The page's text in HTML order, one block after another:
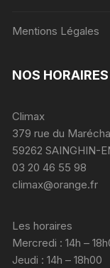
Mentions Légales
NOS HORAIRES
Climax
379 rue du
59262 SAINGHIN-
03 20 46 55 98
climax@orange.fr
Les horaires
Mercredi : 14h –
Jeudi : 14h – 18h00